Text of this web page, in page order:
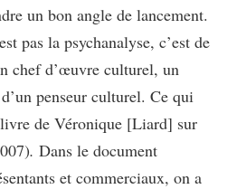
un bon angle de lancement.
pas la psychanalyse, c’est de
chef d’œuvre culturel, un
penseur culturel. Ce qui
de Véronique [Liard] sur
. Dans le document
et commerciaux, on a